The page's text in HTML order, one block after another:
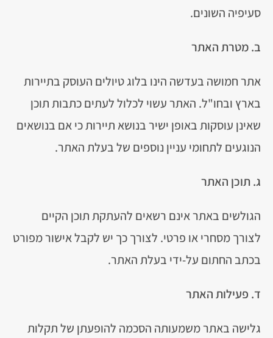
סעיפיה השונים.
ב. מטרת האתר
אתר חמושה בעדשה הינו בלוג טיולים העוסק בתיירות
בארץ ובחו"ל. האתר עשוי לכלול לעתים כתבות תוכן
שאינן עוסקות באופן ישיר בנושא תיירות כי אם בנושאים
הנוגעים לתחומי עניין נוספים של בעלת האתר.
ג. תוכן האתר
הגולשים באתר אינם רשאים להעתקת תוכן הקיים
לצורך מסחרי או פרטי. לצורך כך יש לקבל אישור מפורט
בכתב החתום על-ידי בעלת האתר.
ד. פעילות האתר
גלישה באתר משמעותה הסכמה להופעתן של תקלות